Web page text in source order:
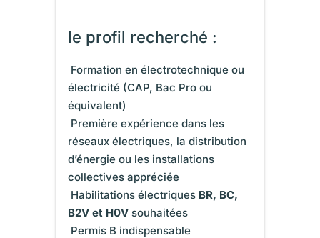
le profil recherché :
 Formation en électrotechnique ou
électricité (CAP, Bac Pro ou
équivalent)
 Première expérience dans les
réseaux électriques, la distribution
d’énergie ou les installations
collectives appréciée
 Habilitations électriques BR, BC,
B2V et H0V souhaitées
 Permis B indispensable